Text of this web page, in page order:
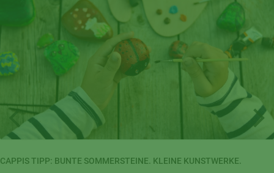
CAPPIS TIPP: BUNTE SOMMERSTEINE. KLEINE KUNSTWERKE.